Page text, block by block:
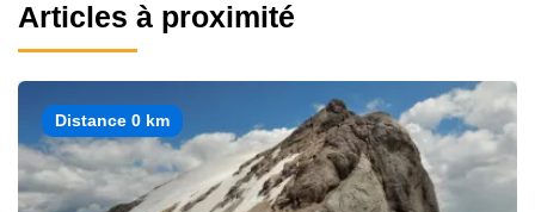
Articles à proximité
Distance 0 km